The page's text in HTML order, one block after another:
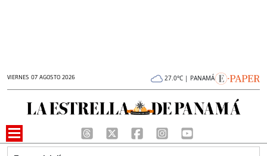
VIERNES 07 AGOSTO 2026 27.0°C | PANAMÁ